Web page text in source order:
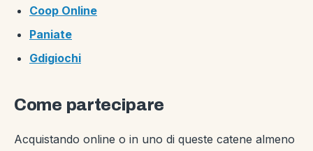
Coop Online
Paniate
Gdigiochi
Come partecipare
Acquistando online o in uno di queste catene almeno